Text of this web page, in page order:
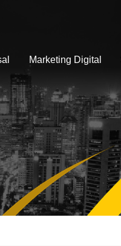
Marketing Digital